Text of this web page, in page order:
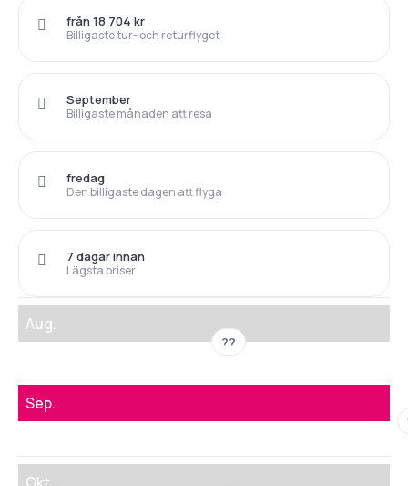
Billigaste tur- och returflyget
från 18 704 kr
Billigaste månaden att resa
September
Den billigaste dagen att flyga
fredag
Lägsta priser
7 dagar innan
Aug.
??
Sep.